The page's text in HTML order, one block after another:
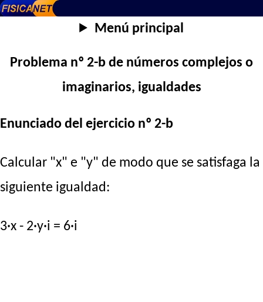
Menú principal
Problema nº 2-b de números complejos o
imaginarios, igualdades
Enunciado del ejercicio nº 2-b
Calcular "x" e "y" de modo que se satisfaga la
siguiente igualdad:
3·x - 2·y·i = 6·i